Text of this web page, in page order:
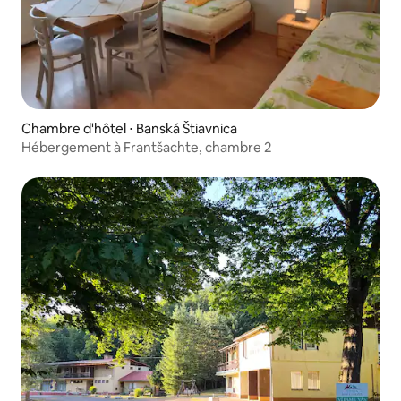
Chambre d'hôtel ⋅ Banská Štiavnica
Hébergement à Frantšachte, chambre 2